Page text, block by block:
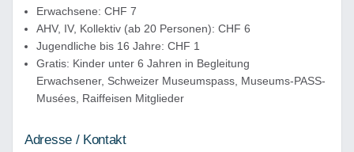
Erwachsene: CHF 7
AHV, IV, Kollektiv (ab 20 Personen): CHF 6
Jugendliche bis 16 Jahre: CHF 1
Gratis: Kinder unter 6 Jahren in Begleitung
Erwachsener, Schweizer Museumspass, Museums-PASS-
Musées, Raiffeisen Mitglieder
Adresse / Kontakt